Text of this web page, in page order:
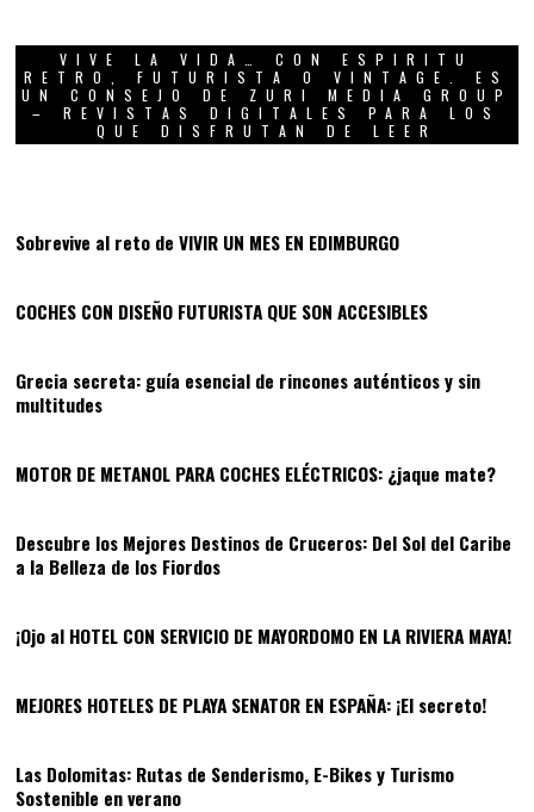
VIVE LA VIDA… CON ESPIRITU
RETRO, FUTURISTA O VINTAGE. ES
UN CONSEJO DE ZURI MEDIA GROUP
– REVISTAS DIGITALES PARA LOS
QUE DISFRUTAN DE LEER
Sobrevive al reto de VIVIR UN MES EN EDIMBURGO
COCHES CON DISEÑO FUTURISTA QUE SON ACCESIBLES
Grecia secreta: guía esencial de rincones auténticos y sin
multitudes
MOTOR DE METANOL PARA COCHES ELÉCTRICOS: ¿jaque mate?
05
Descubre los Mejores Destinos de Cruceros: Del Sol del Caribe
a la Belleza de los Fiordos
¡Ojo al HOTEL CON SERVICIO DE MAYORDOMO EN LA RIVIERA MAYA!
07
MEJORES HOTELES DE PLAYA SENATOR EN ESPAÑA: ¡El secreto!
08
Las Dolomitas: Rutas de Senderismo, E-Bikes y Turismo
Sostenible en verano